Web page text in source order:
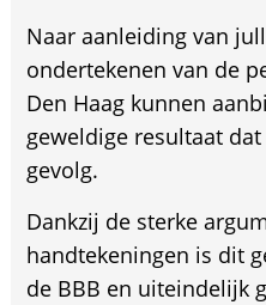
Naar aanleiding van
ondertekenen van de
Den Haag kunnen
geweldige resultaat
gevolg.
Dankzij de sterke
handtekeningen is dit
de BBB en uiteindelijk